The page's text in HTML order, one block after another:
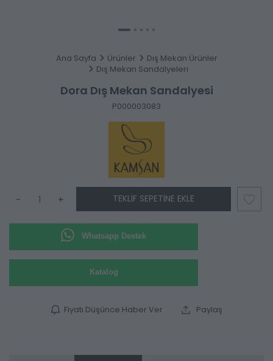
Ana Sayfa Ürünler
Dış Mekan Ürünler
Dış Mekan Sandalyeleri
Dora Dış Mekan Sandalyesi
P000003083
- + TEKLIF SEPETINE EKLE
Whatsapp Destek
Katalog
Fiyatı Düşünce Haber Ver Paylaş